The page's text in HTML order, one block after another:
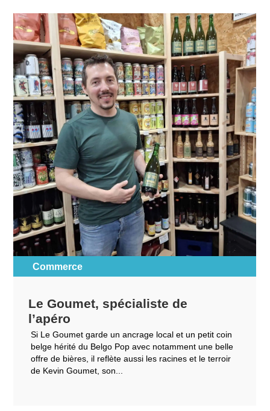
Commerce
Le Goumet, spécialiste de
l’apéro
Si Le Goumet garde un ancrage local et un petit coin
belge hérité du Belgo Pop avec notamment une belle
offre de bières, il reflète aussi les racines et le terroir
de Kevin Goumet, son...